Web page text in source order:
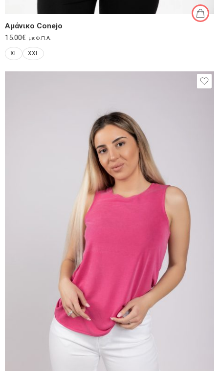
Αμάνικο Conejo
15.00€ με Φ.Π.Α.
XL XXL